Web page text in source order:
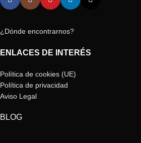
¿Dónde encontrarnos?
ENLACES DE INTERÉS
Política de cookies (UE)
Política de privacidad
Aviso Legal
BLOG